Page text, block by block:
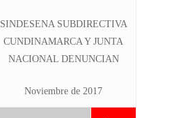
SINDESENA SUBDIRECTIVA
CUNDINAMARCA Y JUNTA
NACIONAL DENUNCIAN
Noviembre de 2017